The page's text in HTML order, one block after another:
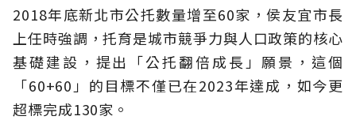
2018年底新北市公托數量增至60家，侯友宜市長
上任時強調，托育是城市競爭力與人口政策的核心
基礎建設，提出「公托翻倍成長」願景，這個
「60+60」的目標不僅已在2023年達成，如今更
超標完成130家。